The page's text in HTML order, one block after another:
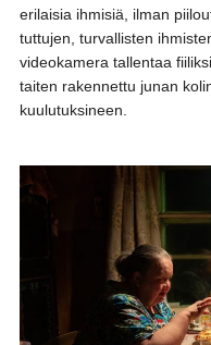
erilaisia ihmisiä, ilman
tuttujen, turvallisten
videokamera tallentaa
taiten rakennettu junan
kuulutuksineen.